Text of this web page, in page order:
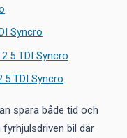
Syncro
TDI Syncro
TDI Syncro
spara både tid och
bil där